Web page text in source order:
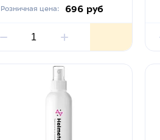
Розничная цена: 696 руб